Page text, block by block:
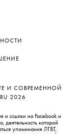
И СОВРЕМЕННОЙ
2026
и ссылки на Facebook и
которой
упоминания ЛГБТ,